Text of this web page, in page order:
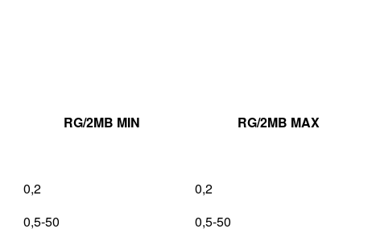
RG/2MB MIN
RG/2MB MAX
0,2
0,2
0,5-50
0,5-50